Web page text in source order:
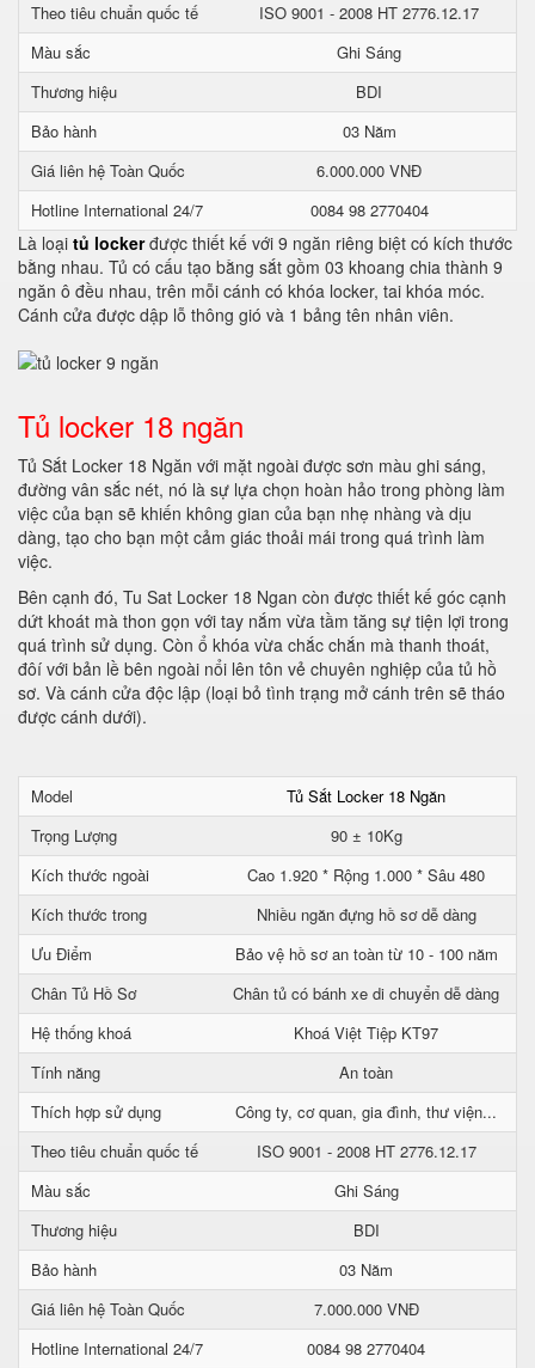
Theo tiêu chuẩn quốc tế
ISO 9001 - 2008 HT 2776.12.17
Màu sắc
Ghi Sáng
Thương hiệu
BDI
Bảo hành
03 Năm
Giá liên hệ Toàn Quốc
6.000.000 VNĐ
Hotline International 24/7
0084 98 2770404
Là loại tủ lockerđược thiết kế với 9 ngăn riêng biệt có kích thước
bằng nhau. Tủ có cấu tạo bằng sắt gồm 03 khoang chia thành 9
ngăn ô đều nhau, trên mỗi cánh có khóa locker, tai khóa móc.
Cánh cửa được dập lỗ thông gió và 1 bảng tên nhân viên.
Tủ locker 18 ngăn
Tủ Sắt Locker 18 Ngăn với mặt ngoài được sơn màu ghi sáng,
đường vân sắc nét, nó là sự lựa chọn hoàn hảo trong phòng làm
việc của bạn sẽ khiến không gian của bạn nhẹ nhàng và dịu
dàng, tạo cho bạn một cảm giác thoải mái trong quá trình làm
việc.
Bên cạnh đó, Tu Sat Locker 18 Ngan còn được thiết kế góc cạnh
dứt khoát mà thon gọn với tay nắm vừa tầm tăng sự tiện lợi trong
quá trình sử dụng. Còn ổ khóa vừa chắc chắn mà thanh thoát,
đôí với bản lề bên ngoài nổi lên tôn vẻ chuyên nghiệp của tủ hồ
sơ. Và cánh cửa độc lập (loại bỏ tình trạng mở cánh trên sẽ tháo
được cánh dưới).
Model
Tủ Sắt Locker 18 Ngăn
Trọng Lượng
90 ± 10Kg
Kích thước ngoài
Cao 1.920 * Rộng 1.000 * Sâu 480
Kích thước trong
Nhiều ngăn đựng hồ sơ dễ dàng
Ưu Điểm
Bảo vệ hồ sơ an toàn từ 10 - 100 năm
Chân Tủ Hồ Sơ
Chân tủ có bánh xe di chuyển dễ dàng
Hệ thống khoá
Khoá Việt Tiệp KT97
Tính năng
An toàn
Thích hợp sử dụng
Công ty, cơ quan, gia đình, thư viện...
Theo tiêu chuẩn quốc tế
ISO 9001 - 2008 HT 2776.12.17
Màu sắc
Ghi Sáng
Thương hiệu
BDI
Bảo hành
03 Năm
Giá liên hệ Toàn Quốc
7.000.000 VNĐ
Hotline International 24/7
0084 98 2770404